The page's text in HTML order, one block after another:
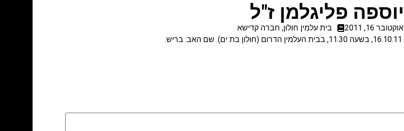
יוספה פליגלמן ז"ל
אוקטובר 16, 2011 בית עלמין חולון, חברה קדישא